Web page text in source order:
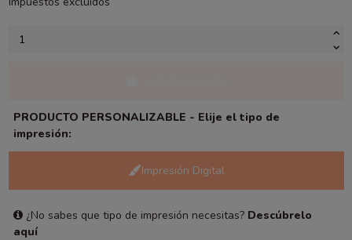
PRODUCTO PERSONALIZABLE - Elije el tipo de
impresión:
Impresión Digital
¿No sabes que tipo de impresión necesitas?Descúbrelo
aquí